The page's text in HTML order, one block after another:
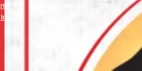
merken
Informatie